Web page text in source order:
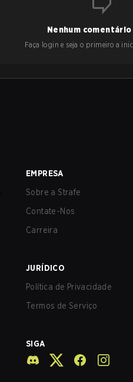
Nenhum
Faça login e seja o primeiro a
EMPRESA
Sobre a Strafe
Contate-Nos
Carreira
JURÍDICO
Política de Privacidade
Termos de Serviço
SIGA